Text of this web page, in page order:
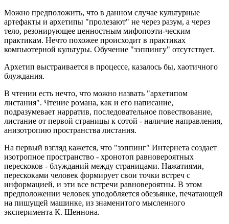
Можно предположить, что в данном случае культурные
артефакты и архетипы "пролезают" не через разум, а через
тело, резонирующее ценностным мифопоэти-ческим
практикам. Нечто похожее происходит в практиках
компьютерной культуры. Обучение "зэппингу" отсутствует.
Архетип выстраивается в процессе, казалось бы, хаотичного
блуждания.
В чтении есть нечто, что можно назвать "архетипом
листания". Чтение романа, как и его написание,
подразумевает нарратив, последовательное повествование,
листание от первой страницы к сотой - наличие направления,
анизотропию пространства листания.
На первый взгляд кажется, что "зэппинг" Интернета создает
изотропное пространство - хронотоп равновероятных
перескоков - блужданий между страницами. Нажатиями,
перескоками человек формирует свои точки встреч с
информацией, и эти все встречи равновероятны. В этом
предположении человек уподобляется обезьянке, печатающей
на пишущей машинке, из знаменитого мысленного
эксперимента К. Шеннона.